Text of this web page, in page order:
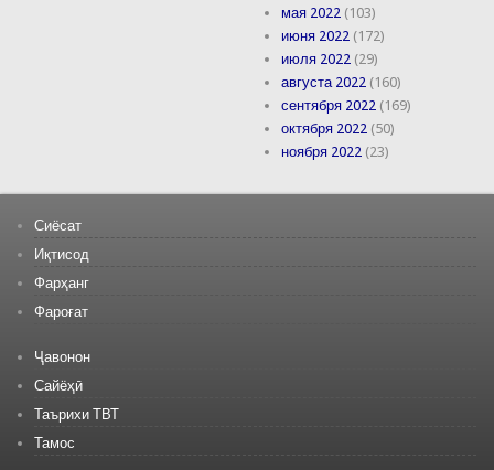
мая 2022 (103)
июня 2022 (172)
июля 2022 (29)
августа 2022 (160)
сентября 2022 (169)
октября 2022 (50)
ноября 2022 (23)
Сиёсат
Иқтисод
Фарҳанг
Фароғат
Ҷавонон
Сайёҳӣ
Таърихи ТВТ
Тамос